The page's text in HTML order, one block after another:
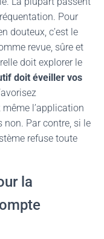
Pour
douteux, c’est le
revue, sûre et
doit explorer le
doit éveiller vos
l’application
non. Par contre, si le
refuse toute
la